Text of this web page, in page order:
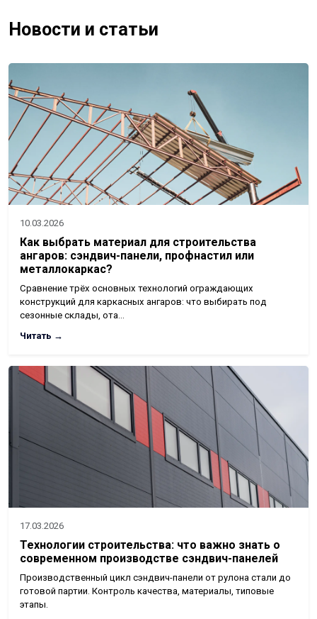
Новости и статьи
10.03.2026
Как выбрать материал для строительства
ангаров: сэндвич-панели, профнастил или
металлокаркас?
Сравнение трёх основных технологий ограждающих
конструкций для каркасных ангаров: что выбирать под
сезонные склады, ота…
Читать →
17.03.2026
Технологии строительства: что важно знать о
современном производстве сэндвич-панелей
Производственный цикл сэндвич-панели от рулона стали до
готовой партии. Контроль качества, материалы, типовые
этапы.